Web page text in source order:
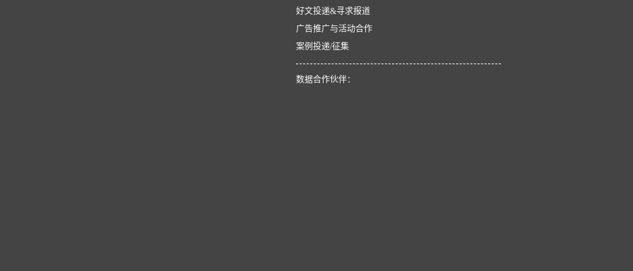
好文投递&寻求报道
广告推广与活动合作
案例投递/征集
数据合作伙伴：